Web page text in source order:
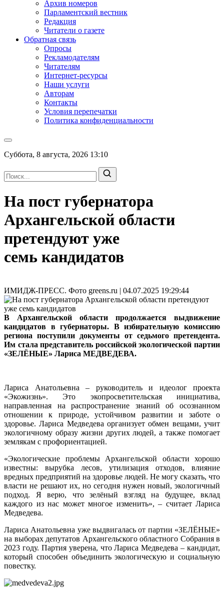
Архив номеров
Парламентский вестник
Редакция
Читатели о газете
Обратная связь
Опросы
Рекламодателям
Читателям
Интернет-ресурсы
Наши услуги
Авторам
Контакты
Условия перепечатки
Политика конфиденциальности
Суббота, 8 августа, 2026 13:10
На пост губернатора
Архангельской области
претендуют уже
семь кандидатов
ИМИДЖ-ПРЕСС. Фото greens.ru | 04.07.2025 19:29:44
В Архангельской области продолжается выдвижение
кандидатов в губернаторы. В избирательную комиссию
региона поступили документы от седьмого претендента.
Им стала представитель российской экологической партии
«ЗЕЛЁНЫЕ» Лариса МЕДВЕДЕВА.
Лариса Анатольевна – руководитель и идеолог проекта
«Экожизнь». Это экопросветительская инициатива,
направленная на распространение знаний об осознанном
отношении к природе, устойчивом развитии и заботе о
здоровье. Лариса Медведева организует обмен вещами, учит
экологичному образу жизни других людей, а также помогает
землякам с профориентацией.
«Экологические проблемы Архангельской области хорошо
известны: вырубка лесов, утилизация отходов, влияние
вредных предприятий на здоровье людей. Не могу сказать, что
власти не решают их, но сегодня нужен новый, экологичный
подход. Я верю, что зелёный взгляд на будущее, вклад
каждого из нас может многое изменить», – считает Лариса
Медведева.
Лариса Анатольевна уже выдвигалась от партии «ЗЕЛЁНЫЕ»
на выборах депутатов Архангельского областного Собрания в
2023 году. Партия уверена, что Лариса Медведева – кандидат,
который способен объединить экологическую и социальную
повестку.